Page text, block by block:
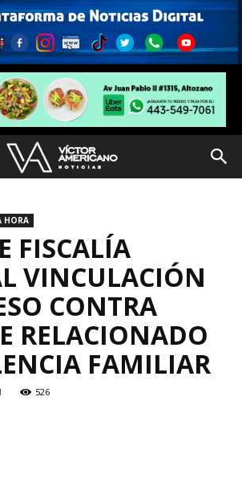
HORA
FISCALÍA
VINCULACIÓN
CONTRA
RELACIONADO
FAMILIAR
526